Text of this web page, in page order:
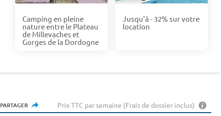
Camping en pleine
nature entre le Plateau
de Millevaches et
Gorges de la Dordogne
Jusqu'à - 32% sur votre
location
PARTAGER Prix TTC par semaine (Frais de dossier inclus)